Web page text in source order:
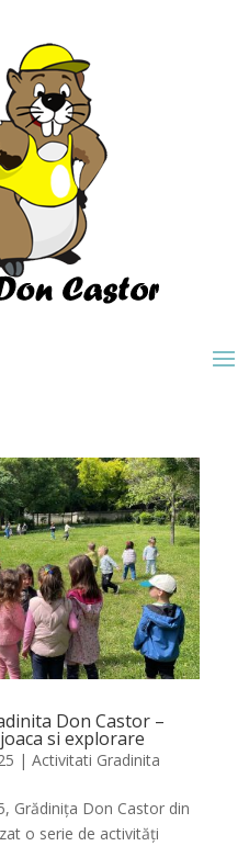
Don Castor –
si explorare
| Activitati Gradinita
Grădinița Don Castor din
o serie de activități